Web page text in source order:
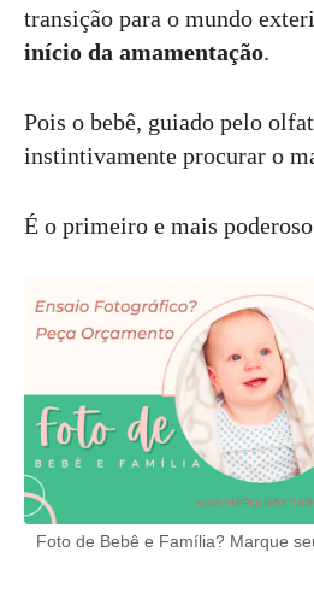
transição para o mundo
início da amamentação.
Pois o bebê, guiado pelo
instintivamente procurar o
É o primeiro e mais
Foto de Bebê e Família? Marque